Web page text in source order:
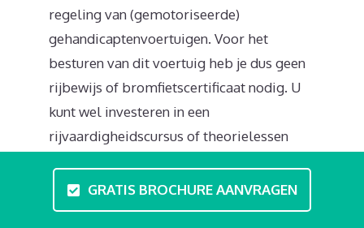
regeling van (gemotoriseerde)
gehandicaptenvoertuigen. Voor het
besturen van dit voertuig heb je dus geen
rijbewijs of bromfietscertificaat nodig. U
kunt wel investeren in een
rijvaardigheidscursus of theorielessen
in Bavel behandeld u zaken zoals regels in
het verkeer en kunt u uw rijvaardigheid
GRATIS BROCHURE AANVRAGEN